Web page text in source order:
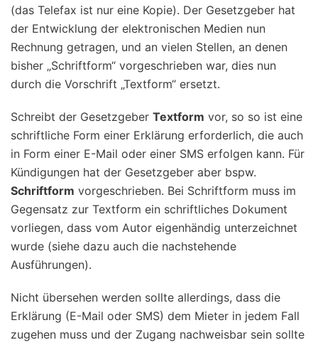
(das Telefax ist nur eine Kopie). Der Gesetzgeber hat
der Entwicklung der elektronischen Medien nun
Rechnung getragen, und an vielen Stellen, an denen
bisher „Schriftform“ vorgeschrieben war, dies nun
durch die Vorschrift „Textform“ ersetzt.
Schreibt der Gesetzgeber Textform vor, so so ist eine
schriftliche Form einer Erklärung erforderlich, die auch
in Form einer E-Mail oder einer SMS erfolgen kann. Für
Kündigungen hat der Gesetzgeber aber bspw.
Schriftform vorgeschrieben. Bei Schriftform muss im
Gegensatz zur Textform ein schriftliches Dokument
vorliegen, dass vom Autor eigenhändig unterzeichnet
wurde (siehe dazu auch die nachstehende
Ausführungen).
Nicht übersehen werden sollte allerdings, dass die
Erklärung (E-Mail oder SMS) dem Mieter in jedem Fall
zugehen muss und der Zugang nachweisbar sein sollte